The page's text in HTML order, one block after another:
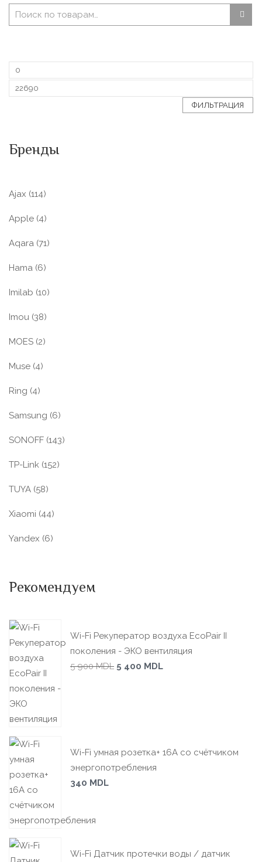
ФИЛЬТРАЦИЯ
Бренды
Ajax (114)
Apple (4)
Aqara (71)
Hama (6)
Imilab (10)
Imou (38)
MOES (2)
Muse (4)
Ring (4)
Samsung (6)
SONOFF (143)
TP-Link (152)
TUYA (58)
Xiaomi (44)
Yandex (6)
Рекомендуем
Wi-Fi Рекуператор воздуха EcoPair II
поколения - ЭКО вентиляция
5 900MDL 5 400 MDL
Wi-Fi умная розетка+ 16А со счётчиком
энергопотребления
340 MDL
Wi-Fi Датчик протечки воды / датчик